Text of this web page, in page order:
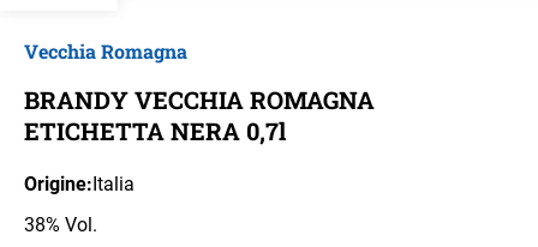
Vecchia Romagna
BRANDY VECCHIA ROMAGNA
ETICHETTA NERA 0,7l
Origine:Italia
38% Vol.